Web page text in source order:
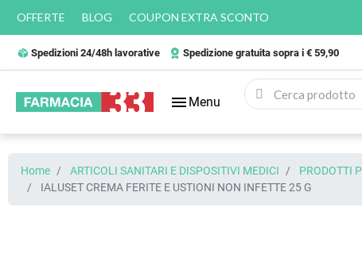
OFFERTE BLOG COUPON EXTRA SCONTO
Spedizioni 24/48h lavorative Spedizione gratuita sopra i € 59,90
menu Menu
Home ARTICOLI SANITARI E DISPOSITIVI MEDICI PRODOTTI
IALUSET CREMA FERITE E USTIONI NON INFETTE 25 G